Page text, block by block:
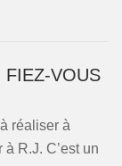
FIEZ-VOUS
réaliser à
R.J. C’est un